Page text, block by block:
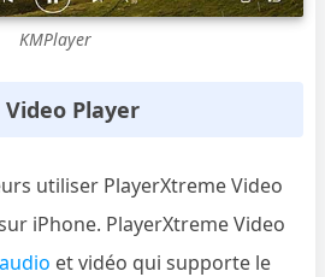
KMPlayer
Player
utiliser PlayerXtreme Video
iPhone. PlayerXtreme Video
et vidéo qui supporte le